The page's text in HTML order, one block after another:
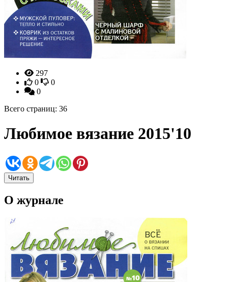
297
0
0
0
Всего страниц: 36
Любимое вязание 2015'10
Читать
О журнале